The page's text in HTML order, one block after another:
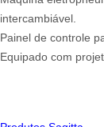
intercambiável.
Painel de controle
Equipado com